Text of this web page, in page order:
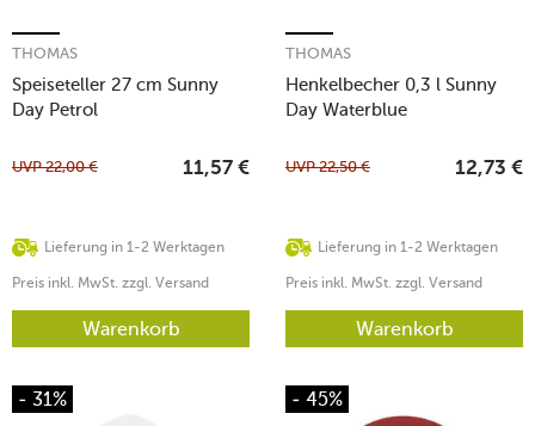
Speiseteller 27 cm Sunny
Day Petrol
THOMAS
Lieferung in 1-2 Werktagen
UVP22,00 € 11,57 €
Preis inkl. MwSt. zzgl. Versand
Warenkorb
Henkelbecher 0,3 l Sunny
Day Waterblue
THOMAS
Lieferung in 1-2 Werktagen
UVP22,50 € 12,73 €
Preis inkl. MwSt. zzgl. Versand
Warenkorb
- 31% - 45%